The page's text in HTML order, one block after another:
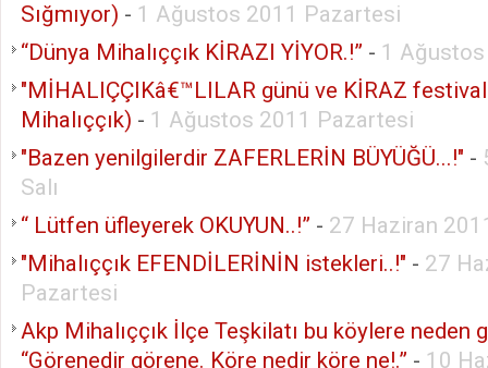
Sığmıyor) - 1 Ağustos 2011 Pazartesi
“Dünya Mihalıççık KİRAZI YİYOR.!” - 1
"MİHALIÇÇIKâ€™LILAR günü ve KİRAZ
Mihalıççık) - 1 Ağustos 2011 Pazartesi
"Bazen yenilgilerdir ZAFERLERİN BÜYÜĞÜ...!" -
Salı
“ Lütfen üfleyerek OKUYUN..!” - 27 Haziran
"Mihalıççık EFENDİLERİNİN istekleri..!" - 27
Pazartesi
Akp Mihalıççık İlçe Teşkilatı bu köylere neden
“Görenedir görene. Köre nedir köre ne!.” - 10